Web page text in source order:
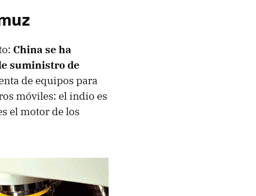
China se ha
suministro de
de equipos para
móviles: el indio es
el motor de los